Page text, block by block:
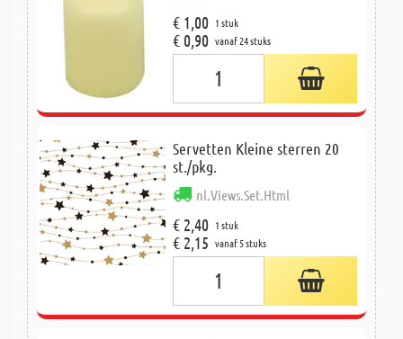
€ 1,00 1 stuk
€ 0,90 vanaf 24 stuks
Servetten Kleine sterren 20
st./pkg.
nl.Views.Set.Html
€ 2,40 1 stuk
€ 2,15 vanaf 5 stuks